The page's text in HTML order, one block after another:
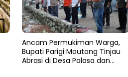
Ancam Permukiman Warga,
Bupati Parigi Moutong Tinjau
Abrasi di Desa Palasa dan